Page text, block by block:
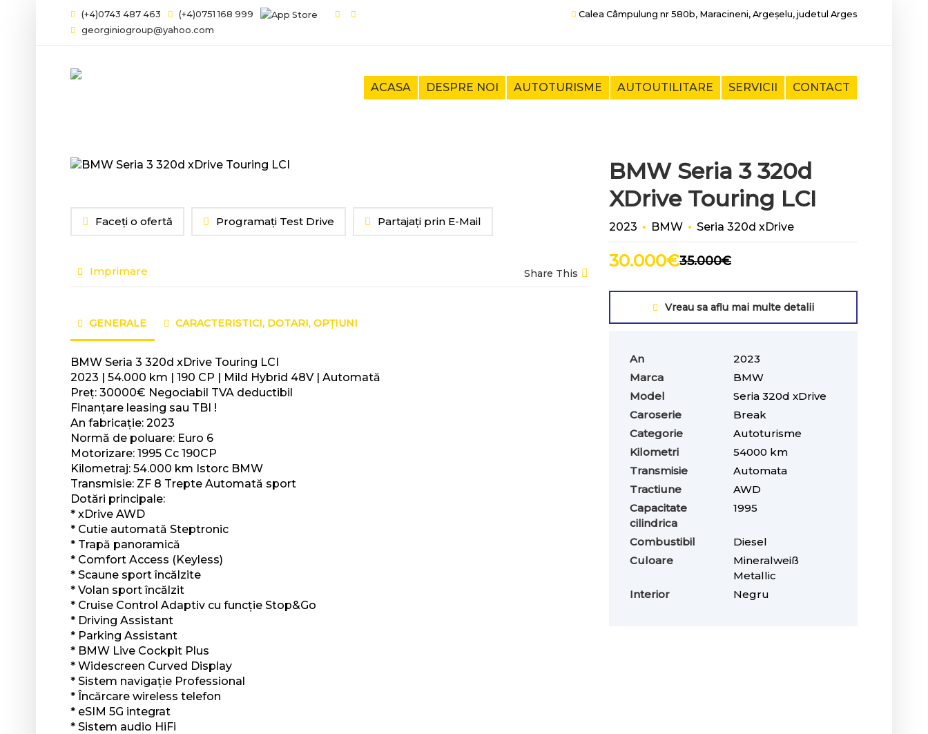
(+4)0743 487 463
(+4)0751 168 999
georginiogroup@yahoo.com
Calea Câmpulung nr 580b, Maracineni, Argeșelu, judetul Arges
ACASA DESPRE NOI AUTOTURISME AUTOUTILITARE SERVICII CONTACT
Faceți o ofertă Programați Test Drive Partajați prin E-Mail
Imprimare Share This
GENERALE CARACTERISTICI, DOTARI, OPȚIUNI
BMW Seria 3 320d xDrive Touring LCI
2023 | 54.000 km | 190 CP | Mild Hybrid 48V | Automată
Preț: 30000€ Negociabil TVA deductibil
Finanțare leasing sau TBI !
An fabricație: 2023
Normă de poluare: Euro 6
Motorizare: 1995 Cc 190CP
Kilometraj: 54.000 km Istorc BMW
Transmisie: ZF 8 Trepte Automată sport
Dotări principale:
* xDrive AWD
* Cutie automată Steptronic
* Trapă panoramică
* Comfort Access (Keyless)
* Scaune sport încălzite
* Volan sport încălzit
* Cruise Control Adaptiv cu funcție Stop&Go
* Driving Assistant
* Parking Assistant
* BMW Live Cockpit Plus
* Widescreen Curved Display
* Sistem navigație Professional
* Încărcare wireless telefon
* eSIM 5G integrat
* Sistem audio HiFi
BMW Seria 3 320d
XDrive Touring LCI
2023 BMW Seria 320d xDrive
35.000€
30.000€
Vreau sa aflu mai multe detalii
An
2023
Marca
BMW
Model
Seria 320d xDrive
Caroserie
Break
Categorie
Autoturisme
Kilometri
54000 km
Transmisie
Automata
Tractiune
AWD
Capacitate
cilindrica
1995
Combustibil
Diesel
Culoare
Mineralweiß
Metallic
Interior
Negru